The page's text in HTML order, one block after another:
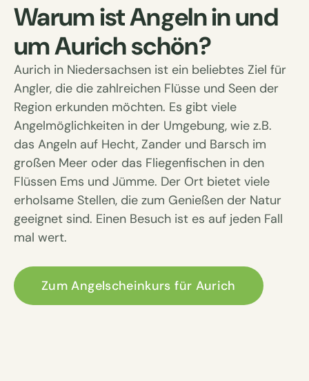
Warum ist Angeln in und
um Aurich schön?
Aurich in Niedersachsen ist ein beliebtes Ziel für
Angler, die die zahlreichen Flüsse und Seen der
Region erkunden möchten. Es gibt viele
Angelmöglichkeiten in der Umgebung, wie z.B.
das Angeln auf Hecht, Zander und Barsch im
großen Meer oder das Fliegenfischen in den
Flüssen Ems und Jümme. Der Ort bietet viele
erholsame Stellen, die zum Genießen der Natur
geeignet sind. Einen Besuch ist es auf jeden Fall
mal wert.
Zum Angelscheinkurs für Aurich